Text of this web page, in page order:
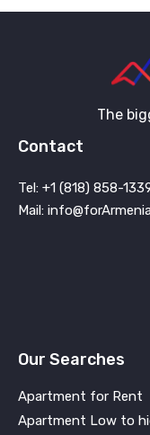
The
Contact
Tel: +1 (818) 858-
Mail:
Our Searches
Apartment for Rent
Apartment Low to